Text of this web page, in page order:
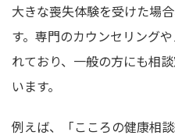
大きな喪失体験を受けた場
す。専門のカウンセリング
れており、一般の方にも相
います。
例えば、「こころの健康相